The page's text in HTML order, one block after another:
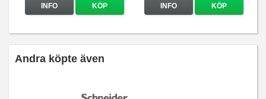
INFO KÖP INFO KÖP
Andra köpte även